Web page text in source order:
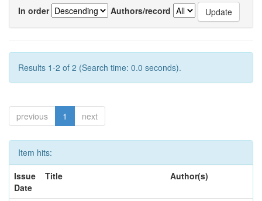
In order
Authors/record
Results 1-2 of 2 (Search time: 0.0 seconds).
previous 1 next
Item hits:
Issue
Date
Title Author(s)